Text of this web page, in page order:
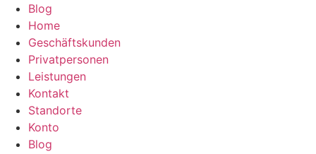
Blog
Home
Geschäftskunden
Privatpersonen
Leistungen
Kontakt
Standorte
Konto
Blog